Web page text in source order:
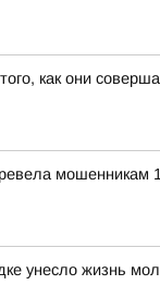
как они
мошенникам
унесло жизнь